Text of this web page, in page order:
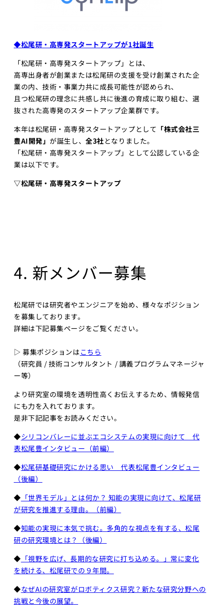
◆松尾研・高専発スタートアップが1社誕生
「松尾研・高専発スタートアップ」とは、
高専出身者が創業または松尾研の支援を受け創業された企
業の内、技術・事業力共に成長可能性が認められ、
且つ松尾研の理念に共感し共に後進の育成に取り組む、選
抜された高専発のスタートアップ企業群です。
本年は松尾研・高専発スタートアップとして 「株式会社三
豊AI開発」 が誕生し、全3社となりました。
「松尾研・高専発スタートアップ」として公認している企
業は以下です。
▽松尾研・高専発スタートアップ
4. 新メンバー募集
松尾研では研究者やエンジニアを始め、様々なポジション
を募集しております。
詳細は下記募集ページをご覧ください。
▷ 募集ポジションはこちら
（研究員 / 技術コンサルタント / 講義プログラムマネージャ
ー等）
より研究室の環境を透明性高くお伝えするため、情報発信
にも力を入れております。
是非下記記事をお読みください。
◆シリコンバレーに並ぶエコシステムの実現に向けて 代
表松尾豊インタビュー（前編）
◆松尾研基礎研究にかける思い 代表松尾豊インタビュー
（後編）
◆ 「世界モデル」とは何か？ 知能の実現に向けて、松尾研
が研究を推進する理由。（前編）
◆知能の実現に本気で挑む。多角的な視点を有する、松尾
研の研究環境とは？（後編）
◆ 「視野を広げ、長期的な研究に打ち込める。」常に変化
を続ける、松尾研での９年間。
◆なぜAIの研究室がロボティクス研究？新たな研究分野への
挑戦と今後の展望。